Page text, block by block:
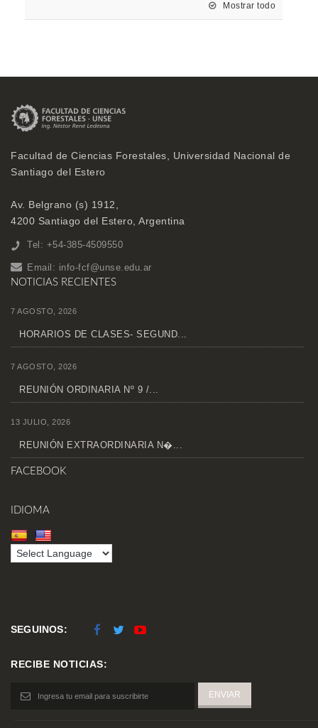
Mostrar todo
Facultad de Ciencias Forestales, Universidad Nacional de
Santiago del Estero
Av. Belgrano (s) 1912,
4200 Santiago del Estero, Argentina
Tel: +54-385-4509550
Email: info-fcf@unse.edu.ar
NOTICIAS RECIENTES
7 AGOSTO, 2026
HORARIOS DE CLASES- SEGUND...
7 AGOSTO, 2026
REUNIÓN ORDINARIA Nº 9 /...
13 JULIO, 2026
REUNIÓN EXTRAORDINARIA N�...
FACEBOOK
IDIOMA
SEGUINOS:
RECIBE NOTICIAS: